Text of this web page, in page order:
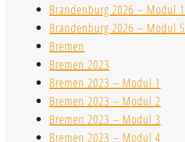
Brandenburg 2026 – Modul 1
Brandenburg 2026 – Modul 5
Bremen
Bremen 2023
Bremen 2023 – Modul 1
Bremen 2023 – Modul 2
Bremen 2023 – Modul 3
Bremen 2023 – Modul 4